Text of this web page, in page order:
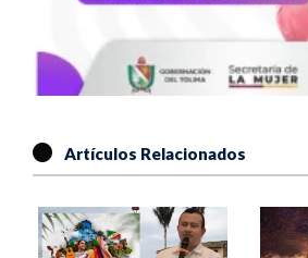
Artículos Relacionados